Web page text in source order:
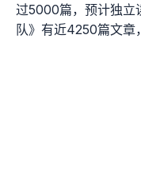
过5000篇，预计独立
队》有近4250篇文章